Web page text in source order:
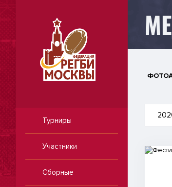
Турниры
Участники
Сборные